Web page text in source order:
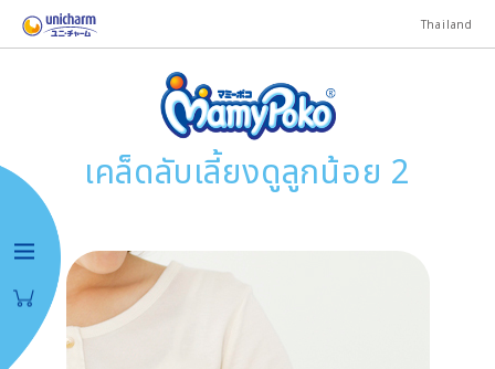
Thailand
เคล็ดลับเลี้ยงดูลูกน้อย 2